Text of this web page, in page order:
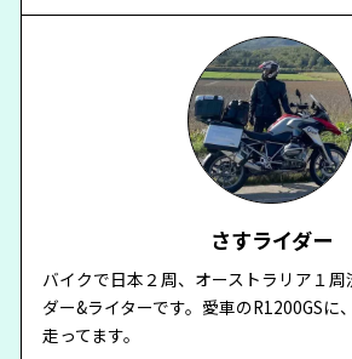
さすライダー
バイクで日本２周、オーストラリア１
ダー&ライターです。愛車のR1200GSに
走ってます。